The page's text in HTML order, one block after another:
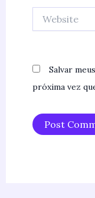
Salvar
próxima vez